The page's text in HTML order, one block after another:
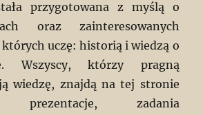
przygotowana z myślą o
oraz zainteresowanych
uczę: historią i wiedzą o
Wszyscy, którzy pragną
wiedzę, znajdą na tej stronie
prezentacje, zadania